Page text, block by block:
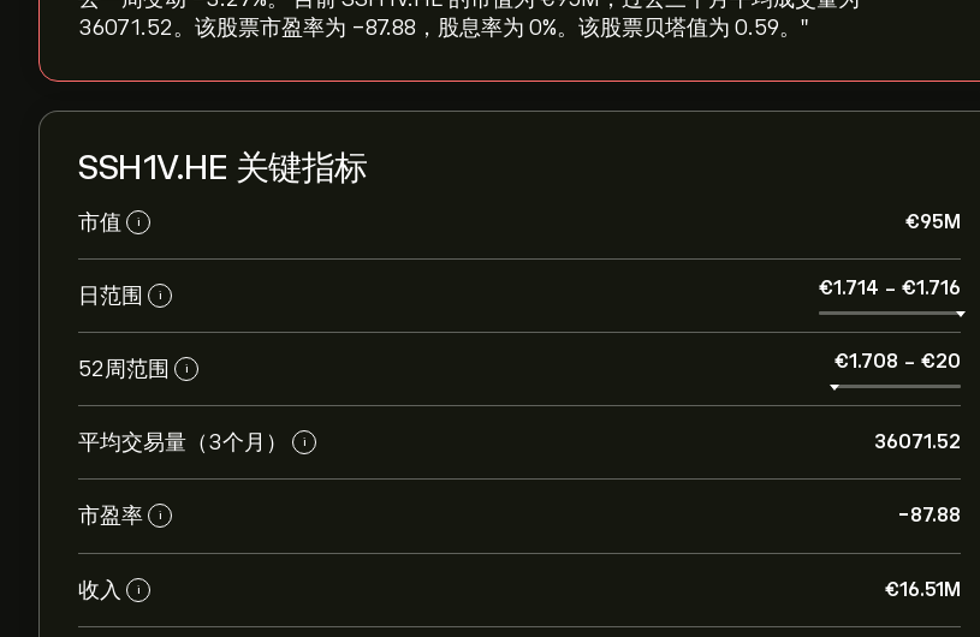
36071.52。该股票市盈率为 -87.88，股息率为 0%。该股票贝塔值为 0.59。"
SSH1V.HE 关键指标
市值 i ‎€‎95M
日范围 i ‎€‎1.714 - ‎€‎1.716
52周范围 i ‎€‎1.708 - ‎€‎20
平均交易量（3个月） i 36071.52
市盈率 i -87.88
收入 i ‎€‎16.51M